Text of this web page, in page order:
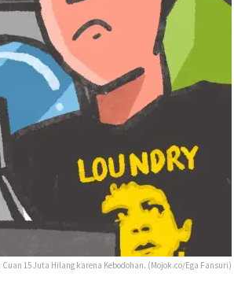
15 Juta Hilang karena Kebodohan. (Mojok.co/Ega Fansuri)